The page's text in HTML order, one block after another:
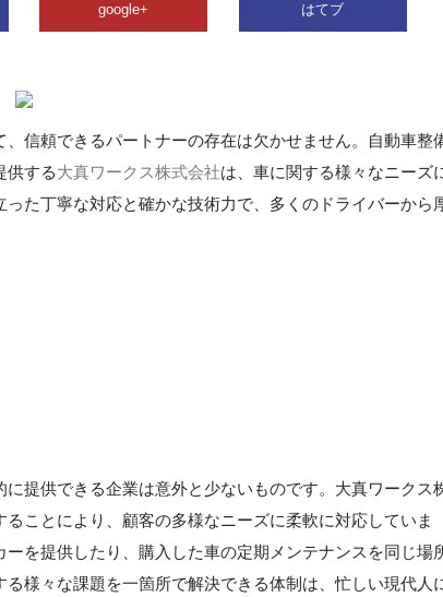
google+ はてブ
信頼できるパートナーの存在は欠かせません。自動車整
供する大真ワークス株式会社は、車に関する様々なニーズ
た丁寧な対応と確かな技術力で、多くのドライバーから
提供できる企業は意外と少ないものです。大真ワークス
ことにより、顧客の多様なニーズに柔軟に対応していま
を提供したり、購入した車の定期メンテナンスを同じ場
様々な課題を一箇所で解決できる体制は、忙しい現代人